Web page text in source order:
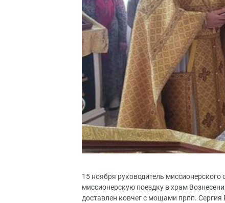
15 ноября руководитель
миссионерскую поездку в храм
доставлен ковчег с мощами прпп.